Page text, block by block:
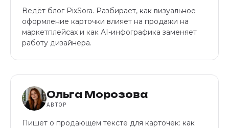
Ведёт блог PixSora. Разбирает, как визуальное
оформление карточки влияет на продажи на
маркетплейсах и как AI-инфографика заменяет
работу дизайнера.
Ольга Морозова
АВТОР
Пишет о продающем тексте для карточек: как